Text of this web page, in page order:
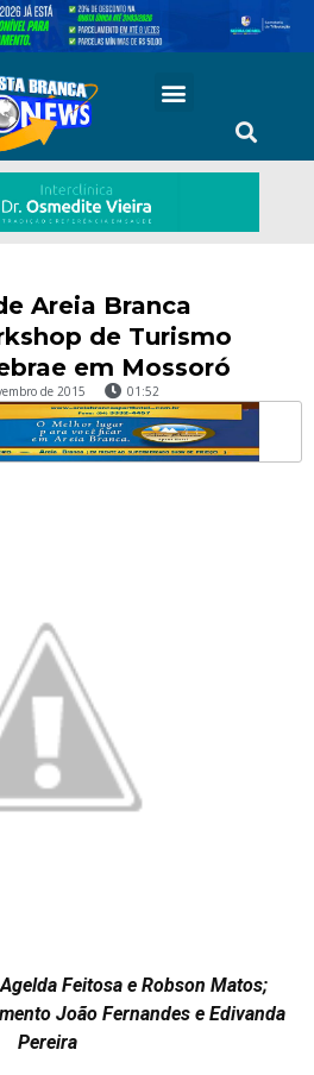
Areia Branca
de Turismo
em Mossoró
de 2015 01:52
Feitosa e Robson Matos;
João Fernandes e Edivanda
Pereira